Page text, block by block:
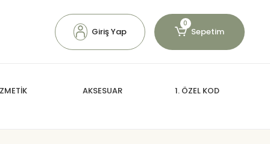
Giriş Yap
0
Sepetim
AKSESUAR 1. ÖZEL KOD